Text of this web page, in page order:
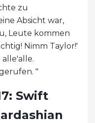
zu
Absicht war,
Leute kommen
Nimm Taylor!'
"
Swift